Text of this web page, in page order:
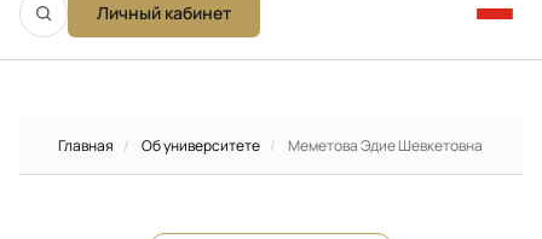
Личный кабинет
Главная / Об университете / Меметова Эдие Шевкетовна